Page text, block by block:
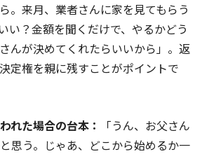
。来月、業者さんに家を見てもらう
い？金額を聞くだけで、やるかどう
んが決めてくれたらいいから」。返
定権を親に残すことがポイントで
れた場合の台本：
「うん、お父さん
思う。じゃあ、どこから始めるか一